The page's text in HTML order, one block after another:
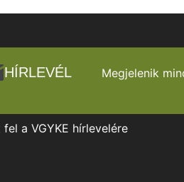
HÍRLEVÉL Megjelenik
a VGYKE hírlevelére